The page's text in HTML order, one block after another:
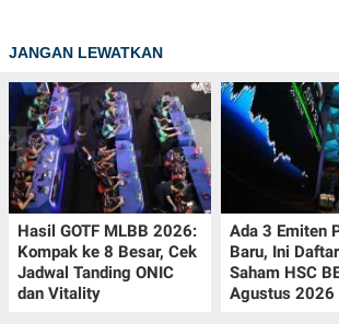
JANGAN LEWATKAN
Hasil GOTF MLBB 2026:
Kompak ke 8 Besar, Cek
Jadwal Tanding ONIC
dan Vitality
Ada 3 Emiten
Baru, Ini
Saham HSC
Agustus 2026